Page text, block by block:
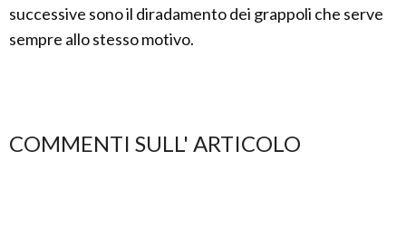
successive sono il diradamento dei grappoli che serve
sempre allo stesso motivo.
COMMENTI SULL' ARTICOLO